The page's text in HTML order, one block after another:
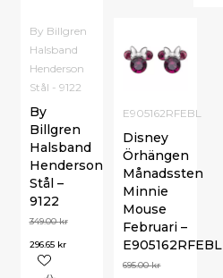
By Billgren
Halsband
Henderson
Stål - 9122
By
Billgren
Halsband
Henderson
Stål –
9122
349.00kr
296.65 kr
E905162RFEBL
Disney
Örhängen
Månadssten
Minnie
Mouse
Februari –
E905162RFEBL
695.00kr